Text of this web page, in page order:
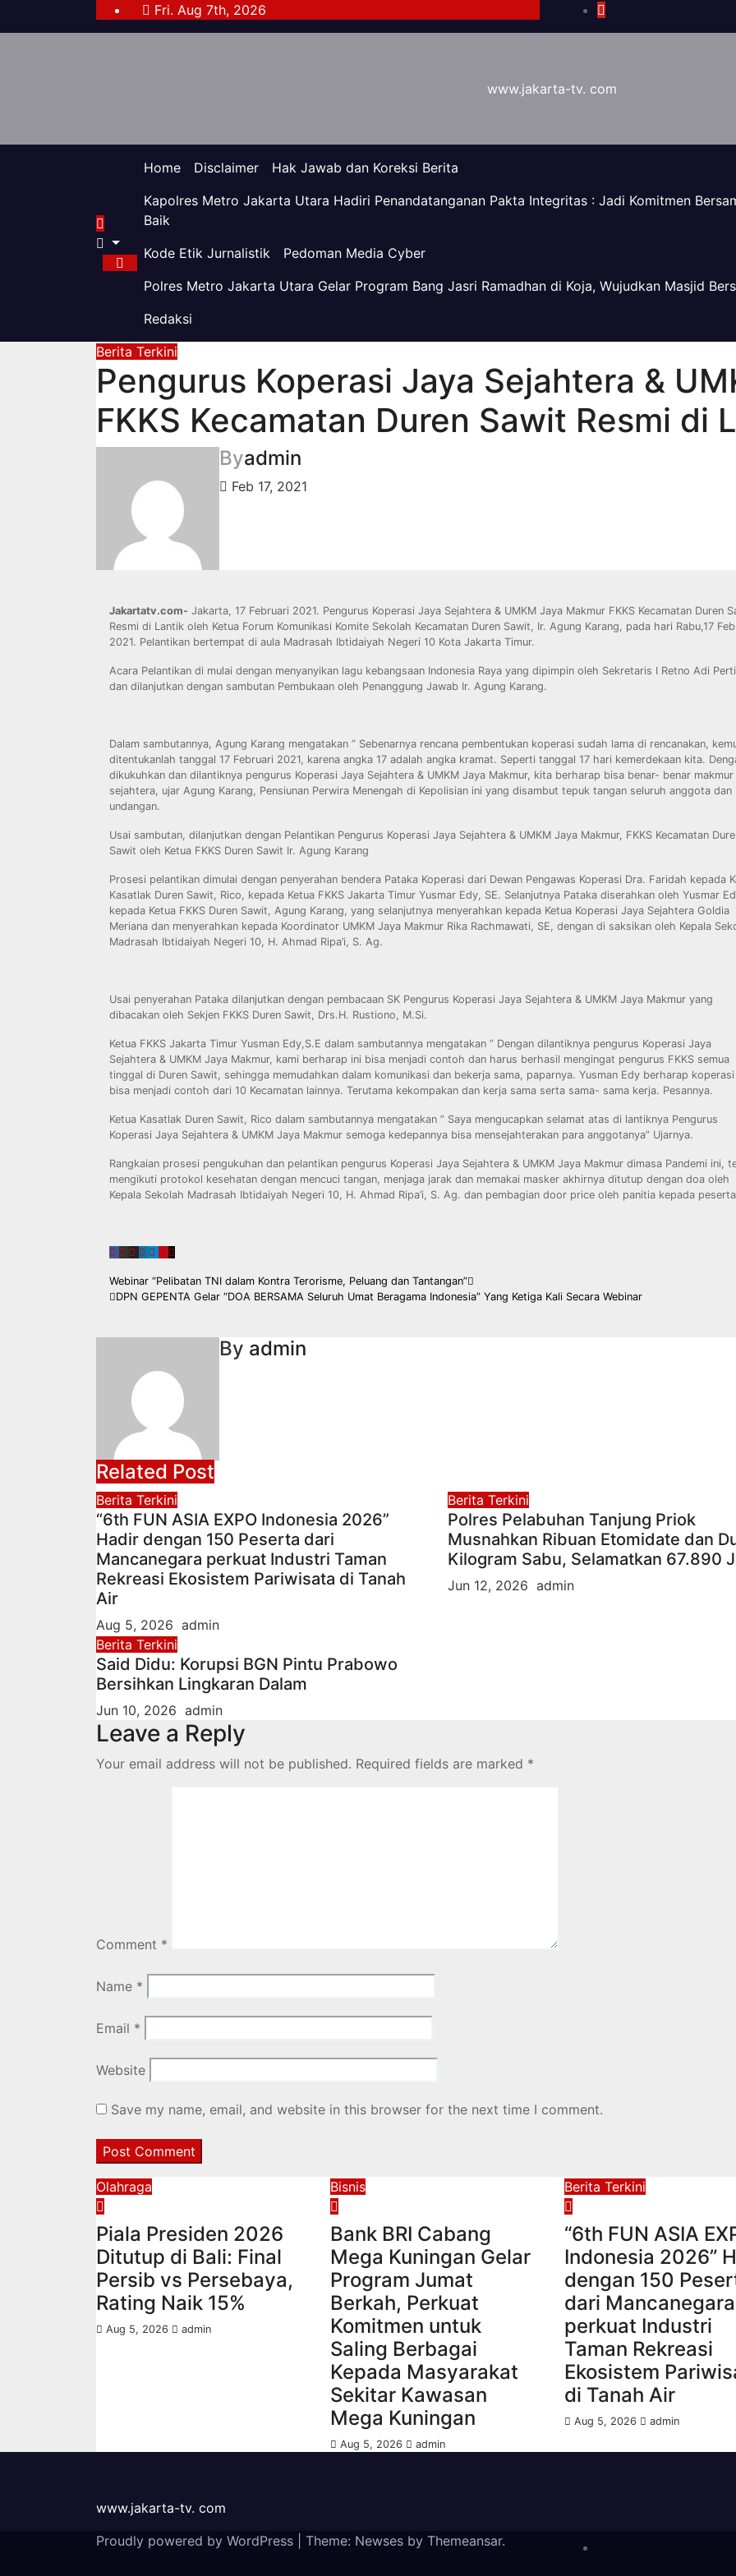
to
Fri. Aug 7th, 2026
www.jakarta-tv. com
Home Disclaimer
Hak Jawab dan Koreksi Berita
Kapolres Metro Jakarta Utara Hadiri Penandatanganan Pakta Integritas : Jadi Komitmen
Baik
Kode Etik Jurnalistik
Pedoman Media Cyber
Polres Metro Jakarta Utara Gelar Program Bang Jasri Ramadhan di Koja, Wujudkan Masjid
Redaksi
Berita Terkini
Pengurus Koperasi Jaya Sejahtera &
FKKS Kecamatan Duren Sawit Resmi di
Byadmin
Feb 17, 2021
Jakartatv.com- Jakarta, 17 Februari 2021. Pengurus Koperasi Jaya Sejahtera & UMKM Jaya Makmur FKKS Kecamatan Duren
Resmi di Lantik oleh Ketua Forum Komunikasi Komite Sekolah Kecamatan Duren Sawit, Ir. Agung Karang, pada hari Rabu,17
2021. Pelantikan bertempat di aula Madrasah Ibtidaiyah Negeri 10 Kota Jakarta Timur.
Acara Pelantikan di mulai dengan menyanyikan lagu kebangsaan Indonesia Raya yang dipimpin oleh Sekretaris I Retno Adi
dan dilanjutkan dengan sambutan Pembukaan oleh Penanggung Jawab Ir. Agung Karang.
Dalam sambutannya, Agung Karang mengatakan ” Sebenarnya rencana pembentukan koperasi sudah lama di rencanakan,
ditentukanlah tanggal 17 Februari 2021, karena angka 17 adalah angka kramat. Seperti tanggal 17 hari kemerdekaan kita.
dikukuhkan dan dilantiknya pengurus Koperasi Jaya Sejahtera & UMKM Jaya Makmur, kita berharap bisa benar- benar makmur
sejahtera, ujar Agung Karang, Pensiunan Perwira Menengah di Kepolisian ini yang disambut tepuk tangan seluruh anggota dan
undangan.
Usai sambutan, dilanjutkan dengan Pelantikan Pengurus Koperasi Jaya Sejahtera & UMKM Jaya Makmur, FKKS Kecamatan
Sawit oleh Ketua FKKS Duren Sawit Ir. Agung Karang
Prosesi pelantikan dimulai dengan penyerahan bendera Pataka Koperasi dari Dewan Pengawas Koperasi Dra. Faridah kepada
Kasatlak Duren Sawit, Rico, kepada Ketua FKKS Jakarta Timur Yusmar Edy, SE. Selanjutnya Pataka diserahkan oleh Yusmar
kepada Ketua FKKS Duren Sawit, Agung Karang, yang selanjutnya menyerahkan kepada Ketua Koperasi Jaya Sejahtera Goldia
Meriana dan menyerahkan kepada Koordinator UMKM Jaya Makmur Rika Rachmawati, SE, dengan di saksikan oleh Kepala
Madrasah Ibtidaiyah Negeri 10, H. Ahmad Ripa’i, S. Ag.
Usai penyerahan Pataka dilanjutkan dengan pembacaan SK Pengurus Koperasi Jaya Sejahtera & UMKM Jaya Makmur yang
dibacakan oleh Sekjen FKKS Duren Sawit, Drs.H. Rustiono, M.Si.
Ketua FKKS Jakarta Timur Yusman Edy,S.E dalam sambutannya mengatakan ” Dengan dilantiknya pengurus Koperasi Jaya
Sejahtera & UMKM Jaya Makmur, kami berharap ini bisa menjadi contoh dan harus berhasil mengingat pengurus FKKS semua
tinggal di Duren Sawit, sehingga memudahkan dalam komunikasi dan bekerja sama, paparnya. Yusman Edy berharap koperasi
bisa menjadi contoh dari 10 Kecamatan lainnya. Terutama kekompakan dan kerja sama serta sama- sama kerja. Pesannya.
Ketua Kasatlak Duren Sawit, Rico dalam sambutannya mengatakan ” Saya mengucapkan selamat atas di lantiknya Pengurus
Koperasi Jaya Sejahtera & UMKM Jaya Makmur semoga kedepannya bisa mensejahterakan para anggotanya” Ujarnya.
Rangkaian prosesi pengukuhan dan pelantikan pengurus Koperasi Jaya Sejahtera & UMKM Jaya Makmur dimasa Pandemi ini,
mengikuti protokol kesehatan dengan mencuci tangan, menjaga jarak dan memakai masker akhirnya ditutup dengan doa oleh
Kepala Sekolah Madrasah Ibtidaiyah Negeri 10, H. Ahmad Ripa’i, S. Ag. dan pembagian door price oleh panitia kepada
Post
Webinar “Pelibatan TNI dalam Kontra Terorisme, Peluang dan Tantangan”
DPN GEPENTA Gelar “DOA BERSAMA Seluruh Umat Beragama Indonesia” Yang Ketiga Kali Secara Webinar
By admin
Related Post
Berita Terkini
“6th FUN ASIA EXPO Indonesia 2026”
Hadir dengan 150 Peserta dari
Mancanegara perkuat Industri Taman
Rekreasi Ekosistem Pariwisata di Tanah
Air
Aug 5, 2026 admin
Berita Terkini
Polres Pelabuhan Tanjung Priok
Musnahkan Ribuan Etomidate dan
Kilogram Sabu, Selamatkan 67.890
Jun 12, 2026 admin
Berita Terkini
Said Didu: Korupsi BGN Pintu Prabowo
Bersihkan Lingkaran Dalam
Jun 10, 2026 admin
Leave a Reply
Your email address will not be published. Required fields are marked *
Comment *
Name *
Email *
Website
Save my name, email, and website in this browser for the next time I comment.
Olahraga
Piala Presiden 2026
Ditutup di Bali: Final
Persib vs Persebaya,
Rating Naik 15%
Aug 5, 2026 admin
Bisnis
Bank BRI Cabang
Mega Kuningan Gelar
Program Jumat
Berkah, Perkuat
Komitmen untuk
Saling Berbagai
Kepada Masyarakat
Sekitar Kawasan
Mega Kuningan
Aug 5, 2026 admin
Berita Terkini
“6th FUN ASIA
Indonesia 2026”
dengan 150
dari Mancanegara
perkuat Industri
Taman Rekreasi
Ekosistem
di Tanah Air
Aug 5, 2026 admin
www.jakarta-tv. com
Proudly powered by WordPress
Theme: Newses by Themeansar.